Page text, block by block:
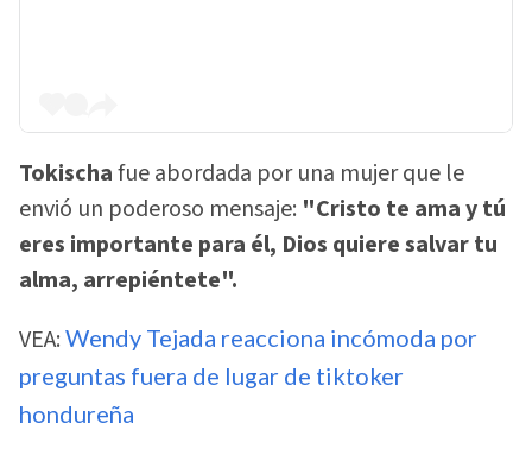
Tokischafue abordada por una mujer que le
envió un poderoso mensaje: "Cristo te ama y tú
eres importante para él, Dios quiere salvar tu
alma, arrepiéntete".
VEA: Wendy Tejada reacciona incómoda por
preguntas fuera de lugar de tiktoker
hondureña